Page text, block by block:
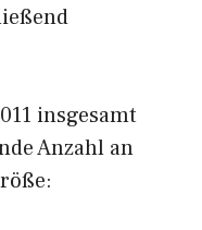
insgesamt
Anzahl an